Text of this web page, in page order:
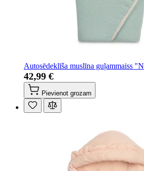
Autosēdeklīša muslīna guļammaiss
42,99 €
Pievienot grozam